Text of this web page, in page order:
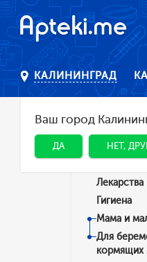
КАЛИНИНГРАД
Ваш город
ДА НЕТ,
Главная
Категории
Гигиена
Мама и
Для
кормящих